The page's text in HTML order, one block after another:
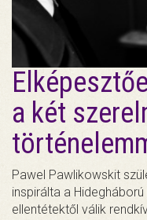
a két
Pawel Pawlikowskit
inspirálta a
ellentétektől válik